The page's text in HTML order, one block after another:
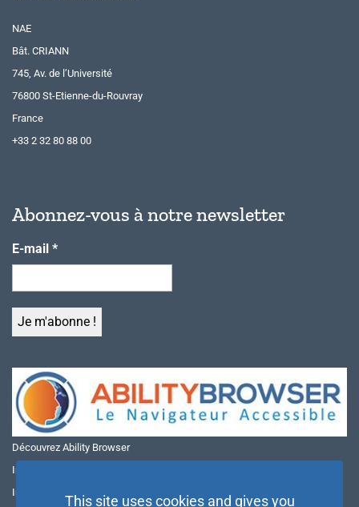
NAE
Bât. CRIANN
745, Av. de l’Université
76800 St-Etienne-du-Rouvray
France
+33 2 32 80 88 00
Abonnez-vous à notre newsletter
E-mail *
Découvrez Ability Browser
Installer Ability Browser sur Windows
Installer Ability Browser sur Mac
This site uses cookies and gives you